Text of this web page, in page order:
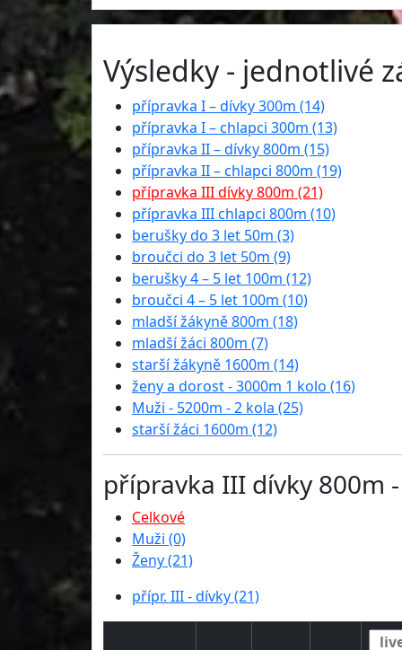
Výsledky - jednotlivé
přípravka I – dívky 300m (14)
přípravka I – chlapci 300m (13)
přípravka II – dívky 800m (15)
přípravka II – chlapci 800m (19)
přípravka III dívky 800m (21)
přípravka III chlapci 800m (10)
berušky do 3 let 50m (3)
broučci do 3 let 50m (9)
berušky 4 – 5 let 100m (12)
broučci 4 – 5 let 100m (10)
mladší žákyně 800m (18)
mladší žáci 800m (7)
starší žákyně 1600m (14)
ženy a dorost - 3000m 1 kolo (16)
Muži - 5200m - 2 kola (25)
starší žáci 1600m (12)
přípravka III dívky 800m
Celkové
Muži (0)
Ženy (21)
přípr. III - dívky (21)